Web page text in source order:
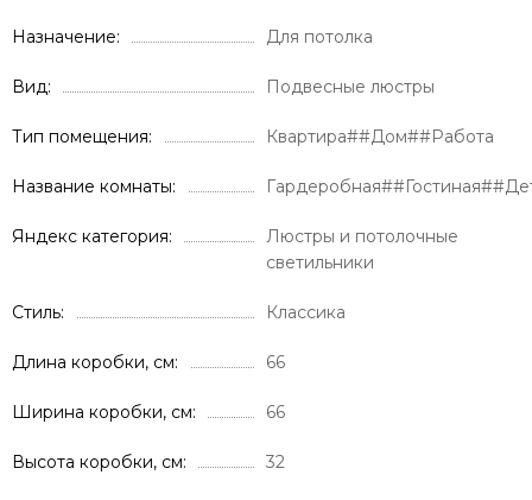
Назначение Для потолка
Вид Подвесные люстры
Тип помещения Квартира##Дом##Работа
Название комнаты
Яндекс категория
Люстры и потолочные
светильники
Стиль Классика
Длина коробки, см 66
Ширина коробки, см 66
Высота коробки, см 32